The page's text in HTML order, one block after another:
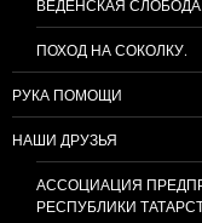
ВЕДЕНСКАЯ СЛОБОДА.
ПОХОД НА СОКОЛКУ.
РУКА ПОМОЩИ
НАШИ ДРУЗЬЯ
АССОЦИАЦИЯ
РЕСПУБЛИКИ